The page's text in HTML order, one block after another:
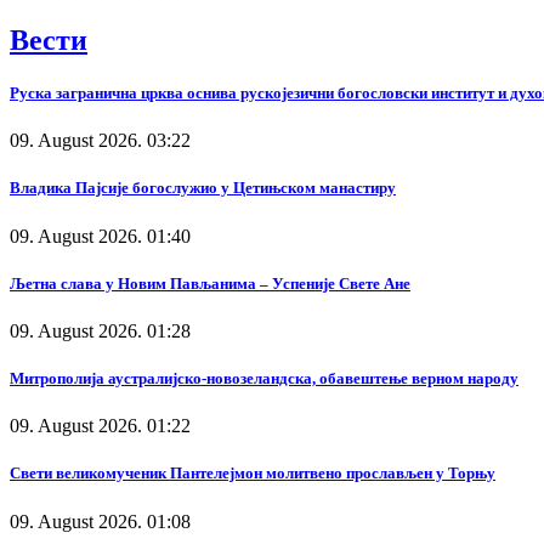
Вести
Руска загранична црква оснива рускојезични богословски институт и
09. August 2026. 03:22
Владика Пајсије богослужио у Цетињском манастиру
09. August 2026. 01:40
Љетна слава у Новим Пављанима – Успеније Свете Ане
09. August 2026. 01:28
Митрополија аустралијско-новозеландска, обавештење верном народу
09. August 2026. 01:22
Свети великомученик Пантелејмон молитвено прослављен у Торњу
09. August 2026. 01:08